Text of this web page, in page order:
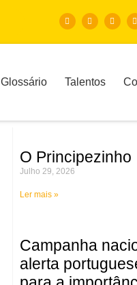
Glossário Talentos
O Principezinho
Julho 29, 2026
Ler mais »
Campanha
alerta